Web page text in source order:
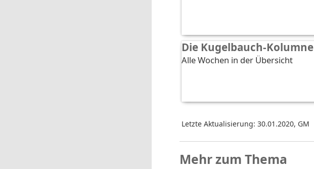
Die Kugelbauch-Kolumne
Alle Wochen in der Übersicht
Letzte Aktualisierung: 30.01.2020, GM
Mehr zum Thema